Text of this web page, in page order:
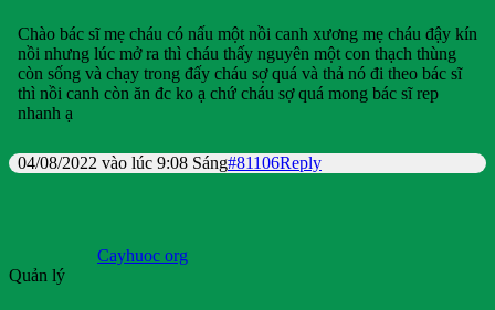
Chào bác sĩ mẹ cháu có nấu một nồi canh xương mẹ cháu đậy kín
nồi nhưng lúc mở ra thì cháu thấy nguyên một con thạch thùng
còn sống và chạy trong đấy cháu sợ quá và thả nó đi theo bác sĩ
thì nồi canh còn ăn đc ko ạ chứ cháu sợ quá mong bác sĩ rep
nhanh ạ
04/08/2022 vào lúc 9:08 Sáng#81106Reply
Cayhuoc org
Quản lý